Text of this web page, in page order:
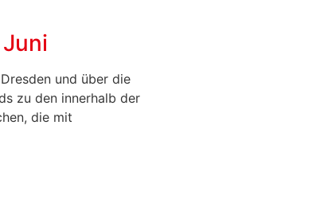
und über die
zu den innerhalb der
die mit